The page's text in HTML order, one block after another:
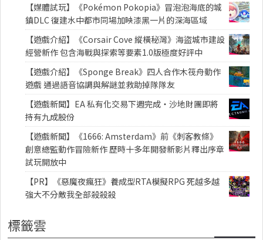
【媒體試玩】《Pokémon Pokopia》冒泡泡海底的城
鎮DLC 復建水中都市同場加映漆黑一片的深海區域
【遊戲介紹】《Corsair Cove 縱橫秘灣》海盜城市建設
經營新作 包含海戰與探索等要素1.0版極度好評中
【遊戲介紹】《Sponge Break》四人合作木筏舟動作
遊戲 通過語音協調與解謎並救助掉隊隊友
【遊戲新聞】EA 私有化交易下週完成・沙地財團即將
持有九成股份
【遊戲新聞】《1666: Amsterdam》前《刺客教條》
創意總監動作冒險新作 歷時十多年開發新影片釋出序章
試玩開放中
【PR】《惡魔夜瘋狂》養成型RTA模擬RPG 死越多越
強大不分敵我全部殺殺殺
標籤雲